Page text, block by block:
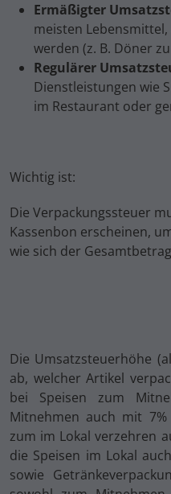
Ermäßigter
meisten
werden (z. B. Döner
Regulärer
Dienstleistungen wie
im Restaurant oder
Wichtig ist:
Die Verpackungssteuer
Kassenbon erscheinen,
wie sich der
Die Umsatzsteuerhöhe
ab, welcher Artikel
bei Speisen zum
Mitnehmen auch mit
zum im Lokal verzehren
die Speisen im Lokal
sowie